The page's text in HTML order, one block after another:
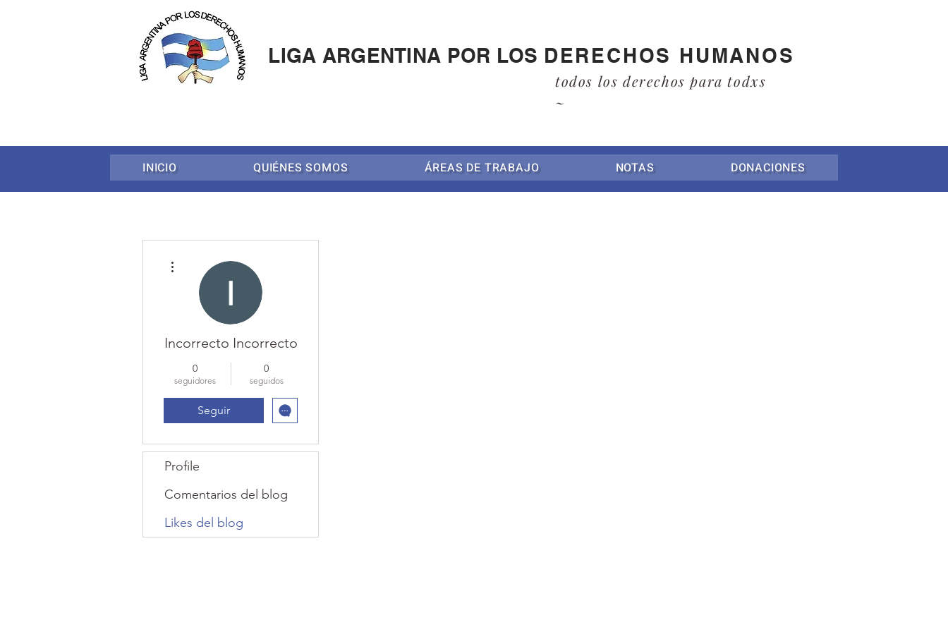
LIGA ARGENTINA POR LOS DERECHOS HUMANOS
todos los derechos para todxs
~
INICIO QUIÉNES SOMOS ÁREAS DE TRABAJO NOTAS DONACIONES
Incorrecto Incorrecto
0
seguidores
0
seguidos
Seguir
Profile
Comentarios del blog
Likes del blog